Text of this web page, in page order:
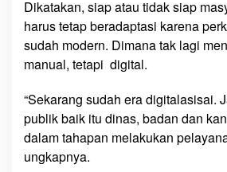
e
D
i
t
a
l
Dikatakan, siap atau tidak siap
harus tetap beradaptasi karena
sudah modern. Dimana tak lagi
manual, tetapi digital.
“Sekarang sudah era digitalasisai.
publik baik itu dinas, badan dan
dalam tahapan melakukan
ungkapnya.